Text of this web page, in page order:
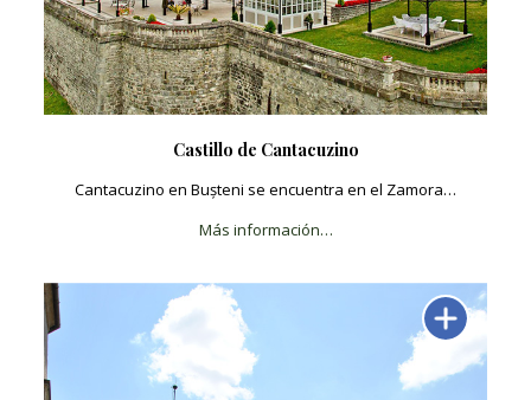
Castillo de Cantacuzino
Cantacuzino en Bușteni se encuentra en el Zamora…
Más información…